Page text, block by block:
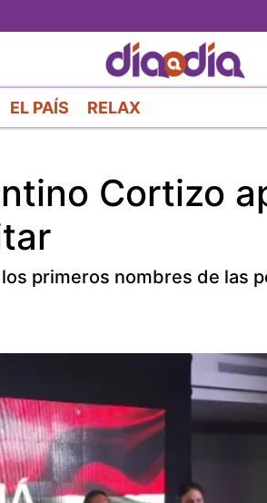
al
contenido
principal
EL PAÍS RELAX
Cortizo
primeros nombres de las